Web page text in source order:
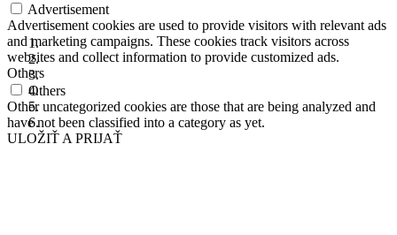
Advertisement
Advertisement cookies are used to provide visitors with relevant ads
and marketing campaigns. These cookies track visitors across
websites and collect information to provide customized ads.
Others
Others
Other uncategorized cookies are those that are being analyzed and
have not been classified into a category as yet.
ULOŽIŤ A PRIJAŤ